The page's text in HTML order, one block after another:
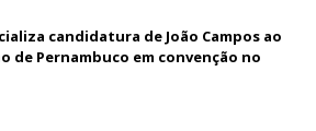
candidatura de João Campos ao
de Pernambuco em convenção no